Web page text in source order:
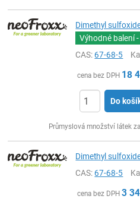
Dimethyl
Výhodné balení
CAS:67-68-5
cena bez DPH 18
Do
Průmyslová množství látek
Dimethyl
CAS:67-68-5
cena bez DPH 3